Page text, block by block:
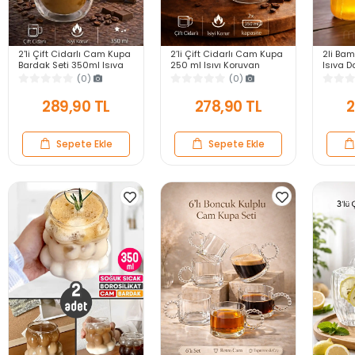
2'li Çift Cidarlı Cam Kupa
Bardak Seti 350ml Isıya
Dayanıklı Espresso
Sunum Kulplu Kahve
Bardağı
(0)
289,90 TL
Sepete Ekle
2’li Çift Cidarlı Cam Kupa
250 ml Isıyı Koruyan
Kahve Çay Fincanı Kulplu
Espresso Cam Bardak
(0)
278,90 TL
Sepete Ekle
2li
Isıya
Şekilli